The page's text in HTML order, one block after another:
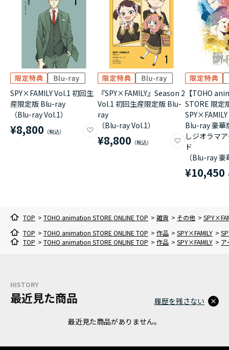
SPY×FAMILY Vol.1 初回生
産限定版 Blu-ray
（Blu-ray Vol.1）
¥8,800
『SPY×FAMILY』Season 2
Vol.1 初回生産限定版 Blu-
ray
（Blu-ray Vol.1）
¥8,800
【TOHO
STORE 限定
Blu-ray 豪華
しジオラマ
ド
（Blu-ray
¥10,450
TOP > TOHO animation STORE ONLINE TOP > 雑貨 > その他 >
TOP > TOHO animation STORE ONLINE TOP > 作品 > SPY×FAMILY >
TOP > TOHO animation STORE ONLINE TOP > 作品 > SPY×FAMILY > ア
HISTORY
最近見た商品
最近見た商品がありません。
履歴を残さない